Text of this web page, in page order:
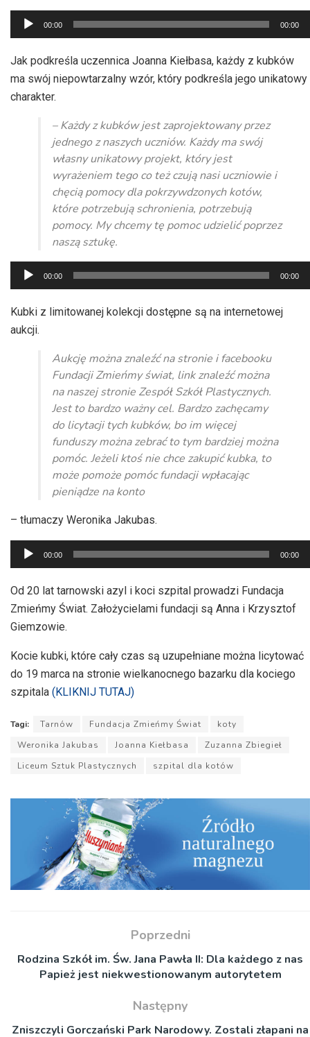
Odtwarzacz
plików
dźwiękowych
00:00 00:00
Jak podkreśla uczennica Joanna Kiełbasa, każdy z kubków
ma swój niepowtarzalny wzór, który podkreśla jego unikatowy
charakter.
– Każdy z kubków jest zaprojektowany przez
jednego z naszych uczniów. Każdy ma swój
własny unikatowy projekt, który jest
wyrażeniem tego co też czują nasi uczniowie i
chęcią pomocy dla pokrzywdzonych kotów,
które potrzebują schronienia, potrzebują
pomocy. My chcemy tę pomoc udzielić poprzez
naszą sztukę.
Odtwarzacz
plików
dźwiękowych
00:00 00:00
Kubki z limitowanej kolekcji dostępne są na internetowej
aukcji.
Aukcję można znaleźć na stronie i facebooku
Fundacji Zmieńmy świat, link znaleźć można
na naszej stronie Zespół Szkół Plastycznych.
Jest to bardzo ważny cel. Bardzo zachęcamy
do licytacji tych kubków, bo im więcej
funduszy można zebrać to tym bardziej można
pomóc. Jeżeli ktoś nie chce zakupić kubka, to
może pomoże pomóc fundacji wpłacając
pieniądze na konto
– tłumaczy Weronika Jakubas.
Odtwarzacz
plików
dźwiękowych
00:00 00:00
Od 20 lat tarnowski azyl i koci szpital prowadzi Fundacja
Zmieńmy Świat. Założycielami fundacji są Anna i Krzysztof
Giemzowie.
Kocie kubki, które cały czas są uzupełniane można licytować
do 19 marca na stronie wielkanocnego bazarku dla kociego
szpitala (KLIKNIJ TUTAJ)
Tagi: Tarnów Fundacja Zmieńmy Świat
koty
Weronika Jakubas
Joanna Kiełbasa
Zuzanna Zbiegieł
Liceum Sztuk Plastycznych
szpital dla kotów
Poprzedni
Rodzina Szkół im. Św. Jana Pawła II: Dla każdego z nas
Papież jest niekwestionowanym autorytetem
Następny
Zniszczyli Gorczański Park Narodowy. Zostali złapani na